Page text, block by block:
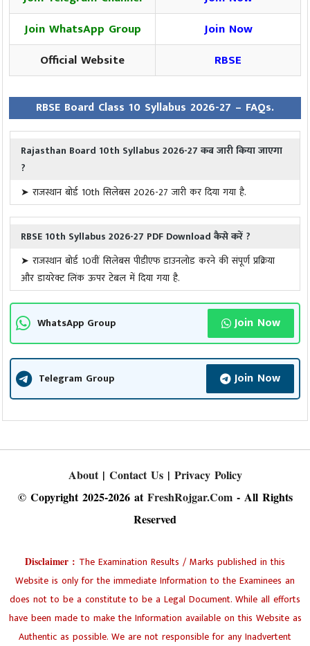
Join WhatsApp Group
Join Now
Official Website
RBSE
RBSE Board Class 10 Syllabus 2026-27 – FAQs.
Rajasthan Board 10th Syllabus 2026-27 कब जारी किया जाएगा
?
राजस्थान बोर्ड 10th सिलेबस 2026-27 जारी कर दिया गया है.
RBSE 10th Syllabus 2026-27 PDF Download कैसे करें ?
राजस्थान बोर्ड 10वीं सिलेबस पीडीएफ डाउनलोड करने की संपूर्ण प्रक्रिया
और डायरेक्ट लिंक ऊपर टेबल में दिया गया है.
WhatsApp Group Join Now
Telegram Group Join Now
About| Contact Us| Privacy Policy
© Copyright 2025-2026 at FreshRojgar.Com- All Rights
Reserved
Disclaimer : The Examination Results / Marks published in this
Website is only for the immediate Information to the Examinees an
does not to be a constitute to be a Legal Document. While all efforts
have been made to make the Information available on this Website as
Authentic as possible. We are not responsible for any Inadvertent